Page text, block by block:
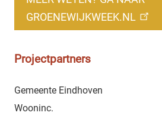
GROENEWIJKWEEK.NL
Projectpartners
Gemeente Eindhoven
Wooninc.